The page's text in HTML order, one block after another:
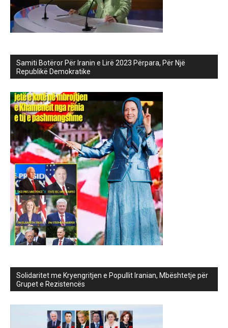
Samiti Botëror Për Iranin e Lirë 2023 Përpara, Për Një
Republikë Demokratike
Solidaritet me Kryengritjen e Popullit Iranian, Mbështetje për
Grupet e Rezistencës